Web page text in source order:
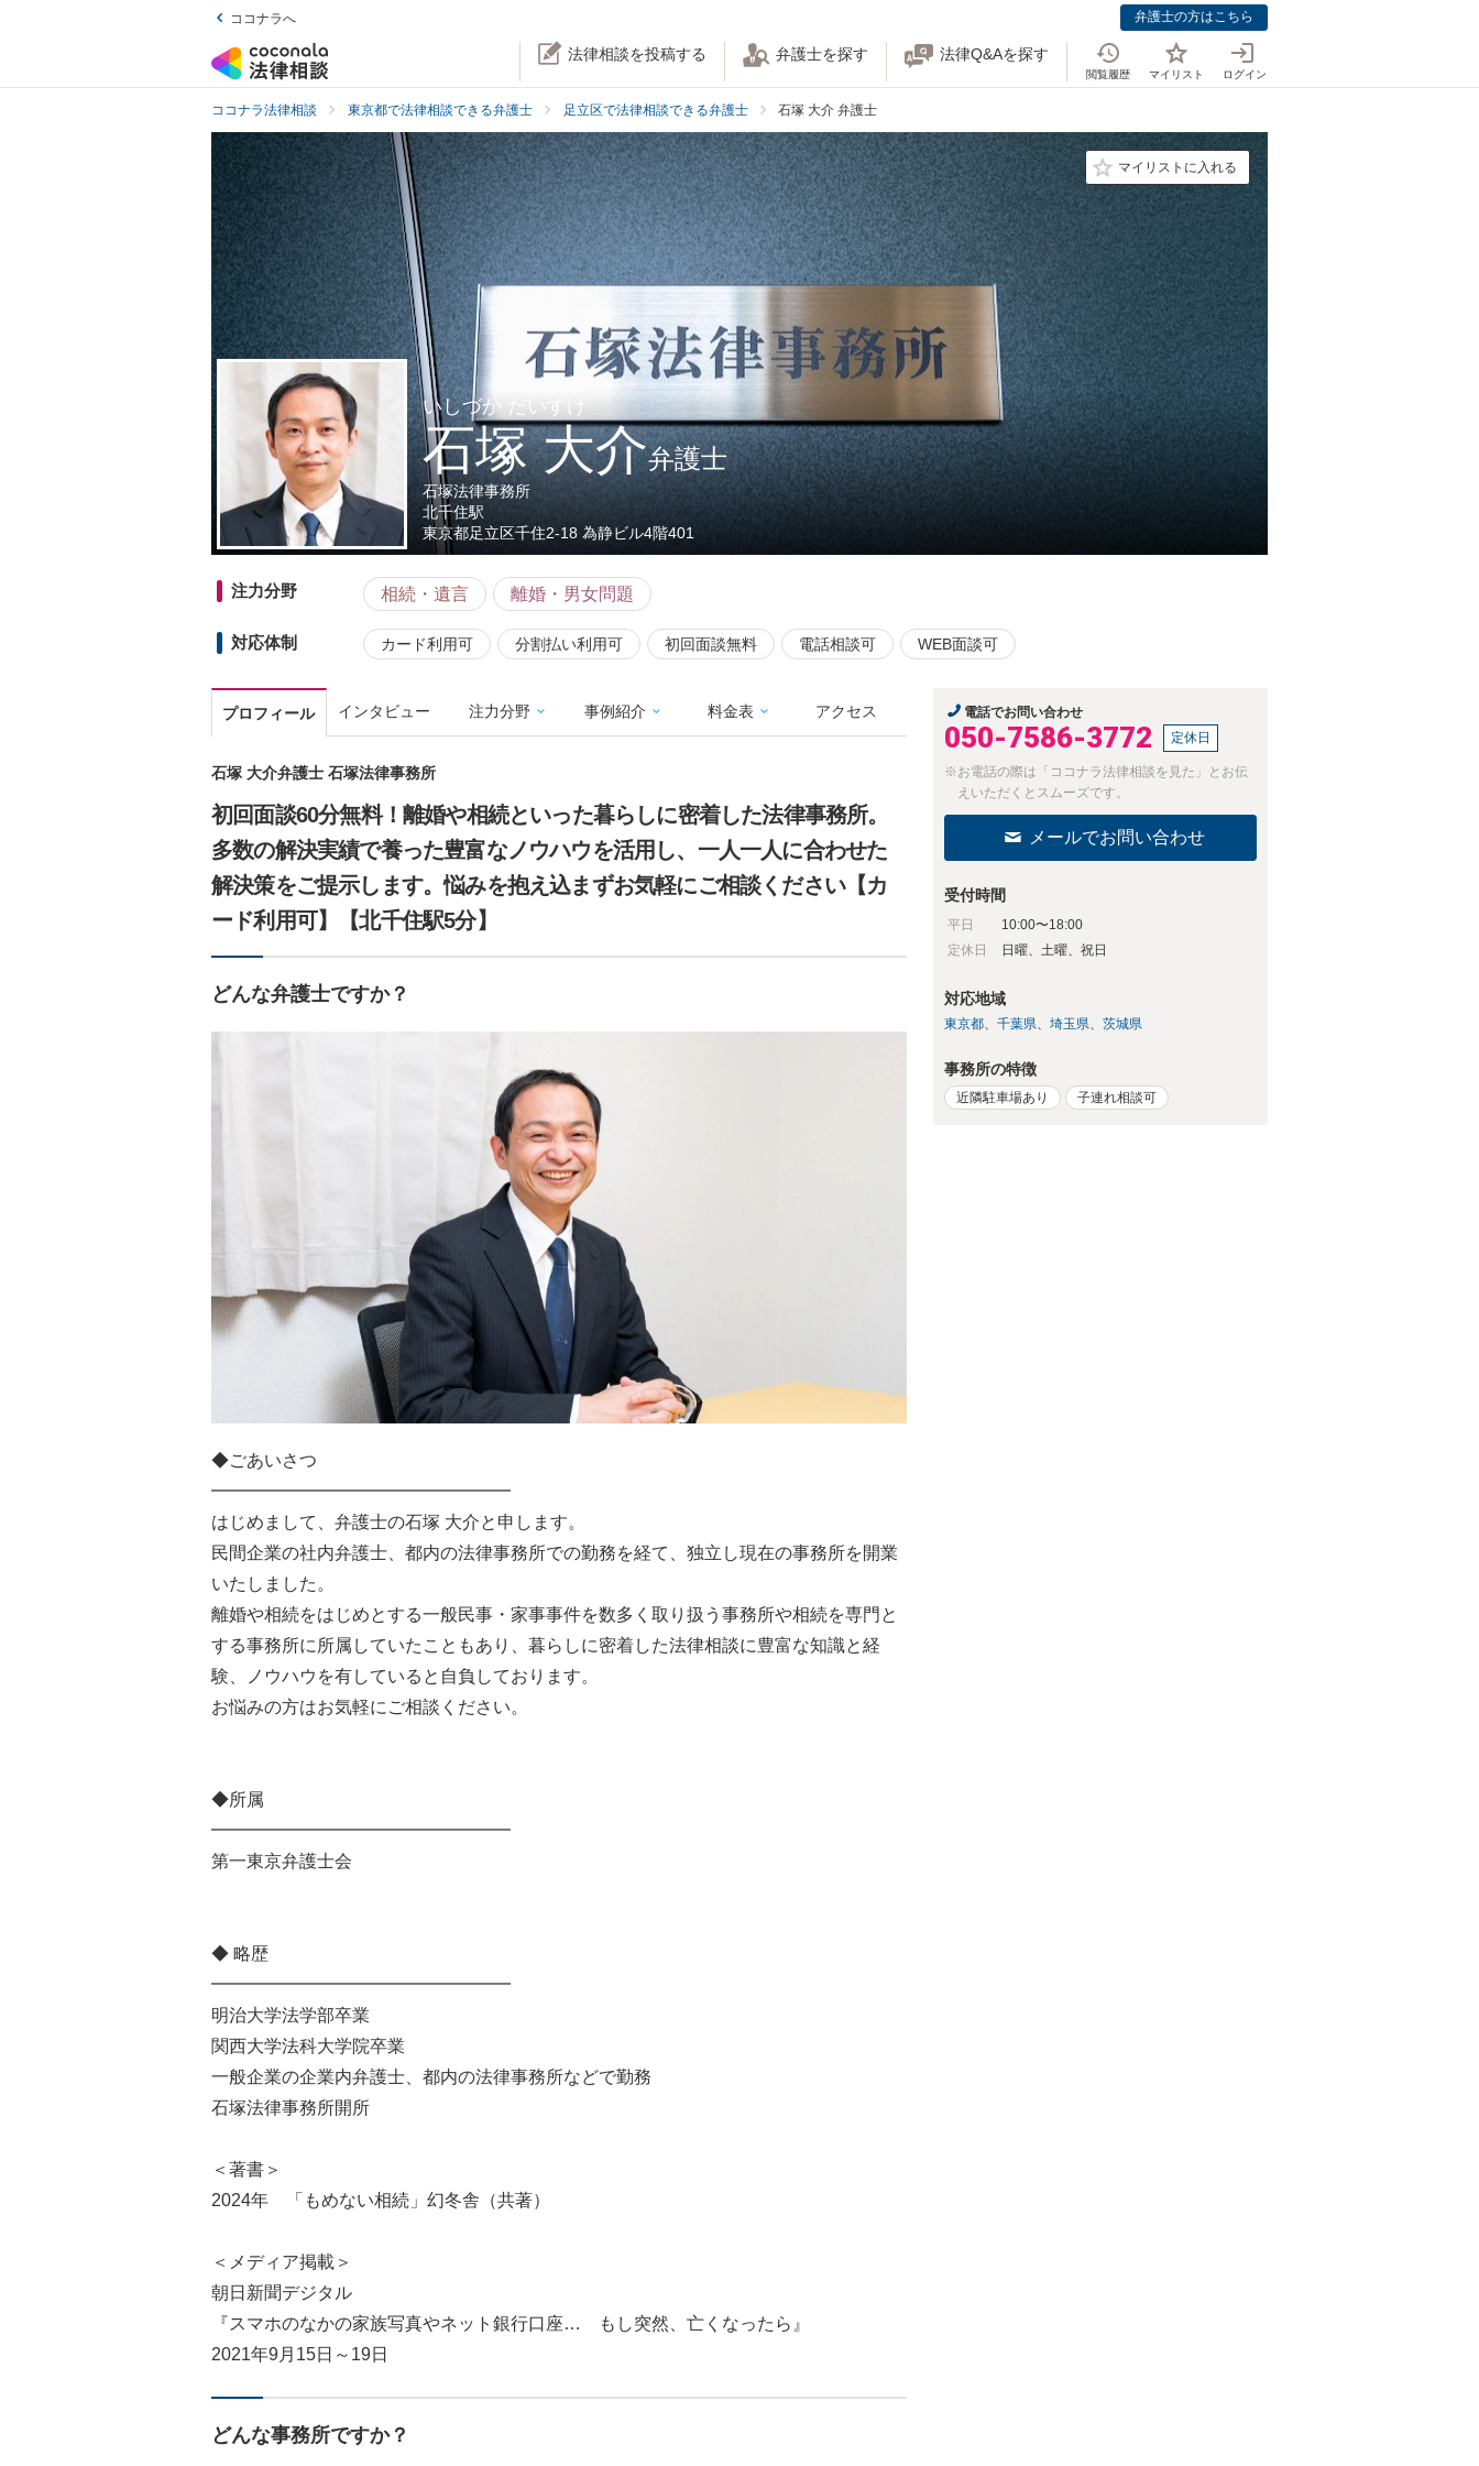
ココナラへ 弁護士の方はこちら
法律相談を投稿する 弁護士を探す 法律Q&Aを探す
閲覧履歴 マイリスト ログイン
ココナラ法律相談 東京都で法律相談できる弁護士 足立区で法律相談できる弁護士 石塚 大介 弁護士
マイリストに入れる
いしづか だいすけ
石塚 大介弁護士
石塚法律事務所
北千住駅
東京都足立区千住2-18 為静ビル4階401
注力分野 相続・遺言 離婚・男女問題
対応体制 カード利用可 分割払い利用可 初回面談無料 電話相談可 WEB面談可
プロフィール インタビュー 注力分野 事例紹介 料金表 アクセス
石塚 大介弁護士 石塚法律事務所
初回面談60分無料！離婚や相続といった暮らしに密着した法律事務所。
多数の解決実績で養った豊富なノウハウを活用し、一人一人に合わせた
解決策をご提示します。悩みを抱え込まずお気軽にご相談ください【カ
ード利用可】【北千住駅5分】
どんな弁護士ですか？
◆ごあいさつ
━━━━━━━━━━━━━━━━━
はじめまして、弁護士の石塚 大介と申します。
民間企業の社内弁護士、都内の法律事務所での勤務を経て、独立し現在の事務所を開業
いたしました。
離婚や相続をはじめとする一般民事・家事事件を数多く取り扱う事務所や相続を専門と
する事務所に所属していたこともあり、暮らしに密着した法律相談に豊富な知識と経
験、ノウハウを有していると自負しております。
お悩みの方はお気軽にご相談ください。
◆所属
━━━━━━━━━━━━━━━━━
第一東京弁護士会
◆ 略歴
━━━━━━━━━━━━━━━━━
明治大学法学部卒業
関西大学法科大学院卒業
一般企業の企業内弁護士、都内の法律事務所などで勤務
石塚法律事務所開所
＜著書＞
2024年 「もめない相続」幻冬舎（共著）
＜メディア掲載＞
朝日新聞デジタル
『スマホのなかの家族写真やネット銀行口座… もし突然、亡くなったら』
2021年9月15日～19日
どんな事務所ですか？
電話でお問い合わせ
050-7586-3772 定休日
※お電話の際は「ココナラ法律相談を見た」とお伝
えいただくとスムーズです。
メールでお問い合わせ
受付時間
平日
10:00〜18:00
定休日
日曜、土曜、祝日
対応地域
東京都 千葉県 埼玉県 茨城県
事務所の特徴
近隣駐車場あり 子連れ相談可